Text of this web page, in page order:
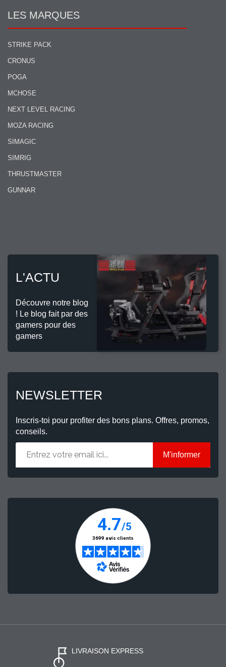
LES MARQUES
STRIKE PACK
CRONUS
POGA
MCHOSE
NEXT LEVEL RACING
MOZA RACING
SIMAGIC
SIMRIG
THRUSTMASTER
GUNNAR
L'ACTU
Découvre notre blog
! Le blog fait par des
gamers pour des
gamers
NEWSLETTER
Inscris-toi pour profiter des bons plans. Offres, promos,
conseils.
M'informer
LIVRAISON EXPRESS